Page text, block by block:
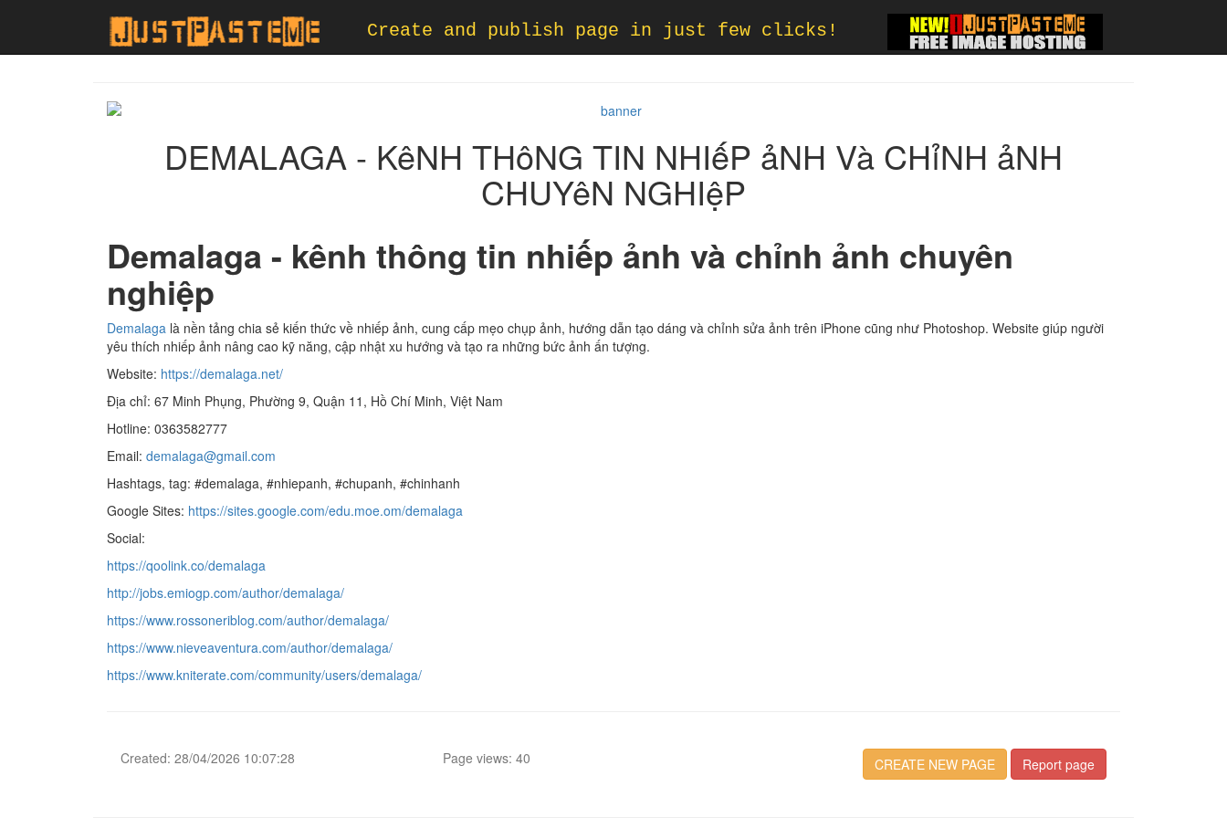
Create and publish page in just few clicks!
DEMALAGA - KêNH THôNG TIN NHIếP ảNH Và CHỉNH ảNH
CHUYêN NGHIệP
Demalaga - kênh thông tin nhiếp ảnh và chỉnh ảnh chuyên
nghiệp
Demalaga là nền tảng chia sẻ kiến thức về nhiếp ảnh, cung cấp mẹo chụp ảnh, hướng dẫn tạo dáng và chỉnh sửa ảnh trên iPhone cũng như Photoshop. Website giúp người
yêu thích nhiếp ảnh nâng cao kỹ năng, cập nhật xu hướng và tạo ra những bức ảnh ấn tượng.
Website: https://demalaga.net/
Địa chỉ: 67 Minh Phụng, Phường 9, Quận 11, Hồ Chí Minh, Việt Nam
Hotline: 0363582777
Email: demalaga@gmail.com
Hashtags, tag: #demalaga, #nhiepanh, #chupanh, #chinhanh
Google Sites: https://sites.google.com/edu.moe.om/demalaga
Social:
https://qoolink.co/demalaga
http://jobs.emiogp.com/author/demalaga/
https://www.rossoneriblog.com/author/demalaga/
https://www.nieveaventura.com/author/demalaga/
https://www.kniterate.com/community/users/demalaga/
Created: 28/04/2026 10:07:28 Page views: 40 CREATE NEW PAGE Report page